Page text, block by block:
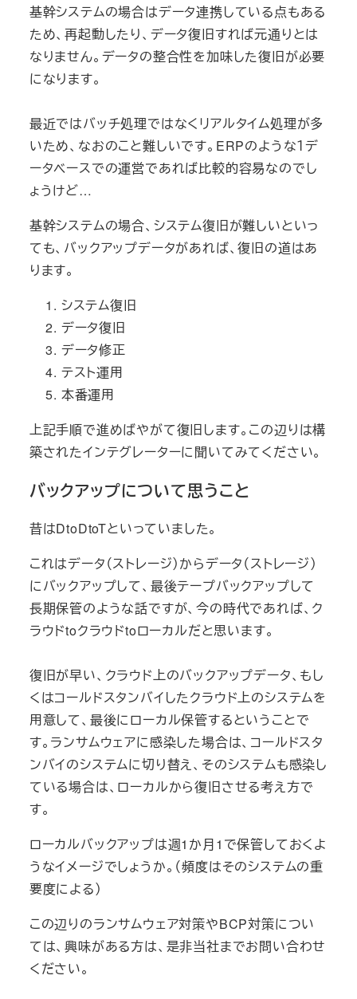
基幹システムの場合はデータ連携している点もある
ため、再起動したり、データ復旧すれば元通りとは
なりません。データの整合性を加味した復旧が必要
になります。
最近ではバッチ処理ではなくリアルタイム処理が多
いため、なおのこと難しいです。ERPのような１デ
ータベースでの運営であれば比較的容易なのでし
ょうけど…
基幹システムの場合、システム復旧が難しいといっ
ても、バックアップデータがあれば、復旧の道はあ
ります。
システム復旧
データ復旧
データ修正
テスト運用
本番運用
上記手順で進めばやがて復旧します。この辺りは構
築されたインテグレーターに聞いてみてください。
バックアップについて思うこと
昔はDtoDtoTといっていました。
これはデータ（ストレージ）からデータ（ストレージ）
にバックアップして、最後テープバックアップして
長期保管のような話ですが、今の時代であれば、ク
ラウドtoクラウドtoローカルだと思います。
復旧が早い、クラウド上のバックアップデータ、もし
くはコールドスタンバイしたクラウド上のシステムを
用意して、最後にローカル保管するということで
す。ランサムウェアに感染した場合は、コールドスタ
ンバイのシステムに切り替え、そのシステムも感染し
ている場合は、ローカルから復旧させる考え方で
す。
ローカルバックアップは週1か月1で保管しておくよ
うなイメージでしょうか。（頻度はそのシステムの重
要度による）
この辺りのランサムウェア対策やBCP対策につい
ては、興味がある方は、是非当社までお問い合わせ
ください。